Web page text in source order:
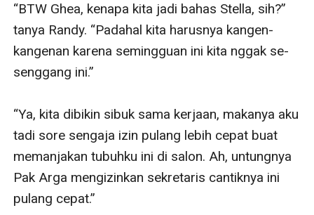
“BTW Ghea, kenapa kita jadi bahas Stella, sih?”
tanya Randy. “Padahal kita harusnya kangen-
kangenan karena semingguan ini kita nggak se-
senggang ini.”
“Ya, kita dibikin sibuk sama kerjaan, makanya aku
tadi sore sengaja izin pulang lebih cepat buat
memanjakan tubuhku ini di salon. Ah, untungnya
Pak Arga mengizinkan sekretaris cantiknya ini
pulang cepat.”